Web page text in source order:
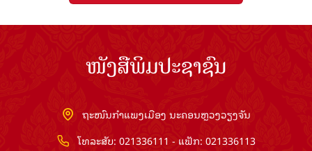
ໜັງສືພິມປະຊາຊົນ
ຖະໜົນກຳແພງເມືອງ ນະຄອນຫຼວງວຽງຈັນ
ໂທລະສັບ: 021336111 - ແຟັກ: 021336113